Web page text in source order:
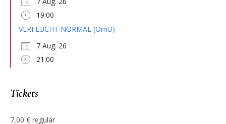
19:00
VERFLUCHT NORMAL (OmU)
7 Aug. 26
21:00
Tickets
7,00 € regulär